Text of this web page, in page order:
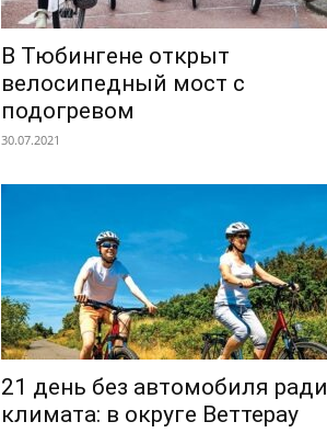
В Тюбингене открыт
велосипедный мост с
подогревом
30.07.2021
21 день без автомобиля ради
климата: в округе Веттерау